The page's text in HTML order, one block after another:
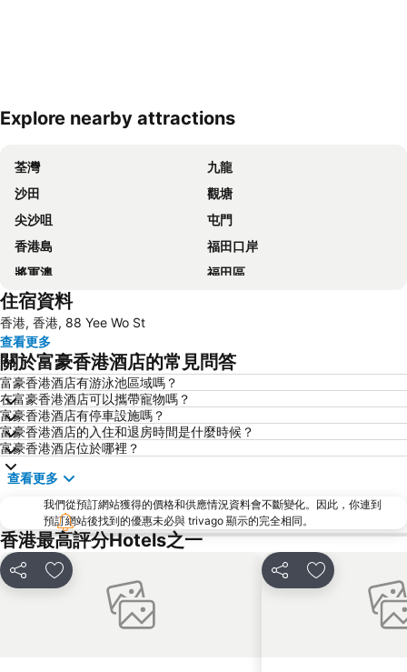
展開地圖
Explore nearby attractions
荃灣
九龍
沙田
觀塘
尖沙咀
屯門
香港島
福田口岸
將軍澳
福田區
Mong Kok Metro Station
南山區
元朗
紅磡
天水圍
Wan Chai Metro Station
海洋公園
深水埗區
黃金海岸
香港迪士尼樂園
新界
羅湖口岸
羅湖
North Point Metro Station
中環
Cheung Chau
羅湖口岸
Sheung Wan Metro Station
Tsing Yi Metro Station
寶安區
Causeway Bay Metro Station
住宿資料
香港, 香港, 88 Yee Wo St
查看更多
關於富豪香港酒店的常見問答
富豪香港酒店有游泳池區域嗎？
在富豪香港酒店可以攜帶寵物嗎？
富豪香港酒店有停車設施嗎？
富豪香港酒店的入住和退房時間是什麼時候？
富豪香港酒店位於哪裡？
查看更多
我們從預訂網站獲得的價格和供應情況資料會不斷變化。因此，你連到
預訂網站後找到的優惠未必與 trivago 顯示的完全相同。
香港最高評分Hotels之一
分享 放到收藏夾 分享 放到收藏夾